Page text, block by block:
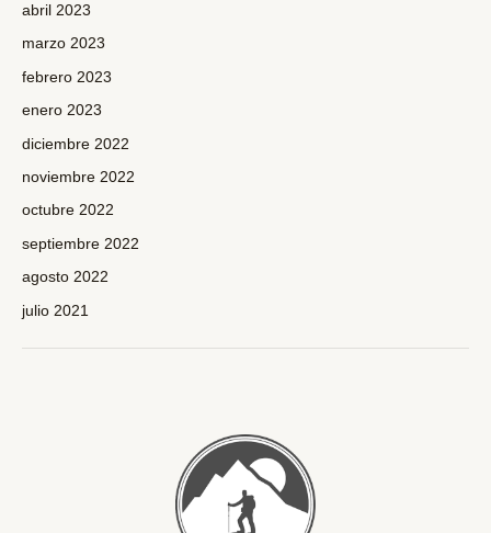
abril 2023
marzo 2023
febrero 2023
enero 2023
diciembre 2022
noviembre 2022
octubre 2022
septiembre 2022
agosto 2022
julio 2021